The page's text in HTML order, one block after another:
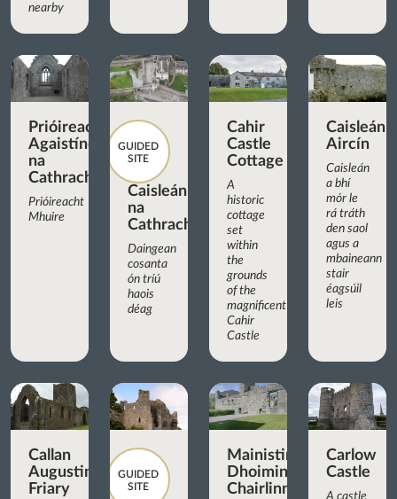
nearby
Prióireacht
Agaistíneach
na
Cathrach
Prióireacht
Mhuire
GUIDED
SITE
Caisleán
na
Cathrach
Daingean
cosanta
ón tríú
haois
déag
Cahir
Castle
Cottage
A
historic
cottage
set
within
the
grounds
of the
magnificent
Cahir
Castle
Caisleán
Aircín
Caisleán
a bhí
mór le
rá tráth
den saol
agus a
mbaineann
stair
éagsúil
leis
Callan
Augustinian
Friary
GUIDED
SITE
Mainistir
Dhoiminiceach
Chairlinn
Carlow
Castle
A castle